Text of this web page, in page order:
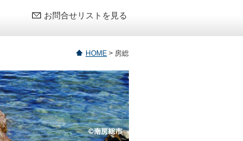
お問合せリストを見る
HOME > 房総